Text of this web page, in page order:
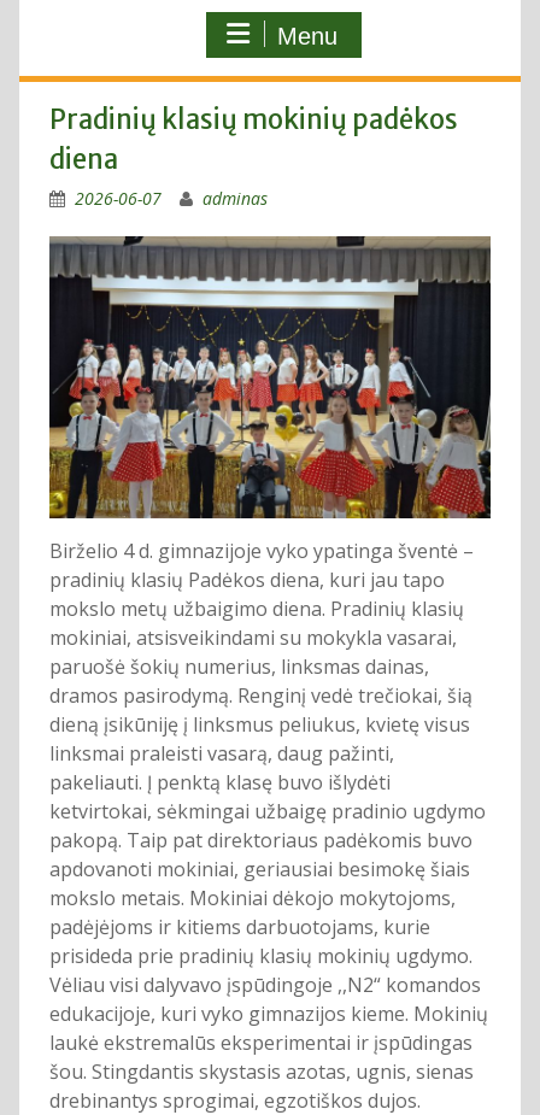
Menu
Pradinių klasių mokinių padėkos
diena
2026-06-07 adminas
Birželio 4 d. gimnazijoje vyko ypatinga šventė –
pradinių klasių Padėkos diena, kuri jau tapo
mokslo metų užbaigimo diena. Pradinių klasių
mokiniai, atsisveikindami su mokykla vasarai,
paruošė šokių numerius, linksmas dainas,
dramos pasirodymą. Renginį vedė trečiokai, šią
dieną įsikūniję į linksmus peliukus, kvietę visus
linksmai praleisti vasarą, daug pažinti,
pakeliauti. Į penktą klasę buvo išlydėti
ketvirtokai, sėkmingai užbaigę pradinio ugdymo
pakopą. Taip pat direktoriaus padėkomis buvo
apdovanoti mokiniai, geriausiai besimokę šiais
mokslo metais. Mokiniai dėkojo mokytojoms,
padėjėjoms ir kitiems darbuotojams, kurie
prisideda prie pradinių klasių mokinių ugdymo.
Vėliau visi dalyvavo įspūdingoje ,,N2“ komandos
edukacijoje, kuri vyko gimnazijos kieme. Mokinių
laukė ekstremalūs eksperimentai ir įspūdingas
šou. Stingdantis skystasis azotas, ugnis, sienas
drebinantys sprogimai, egzotiškos dujos.